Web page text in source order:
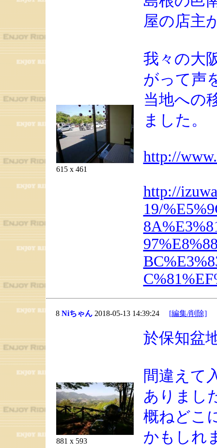
615 x 461
屋の店主
我々の大
がって声
当地への
ました。
http://
http://
19/
8 Niちゃん2018-05-13 14:39:24 [編集/削除]
881 x 593
於保知盆
間違えて
ありまし
概ねどこ
かもしれ